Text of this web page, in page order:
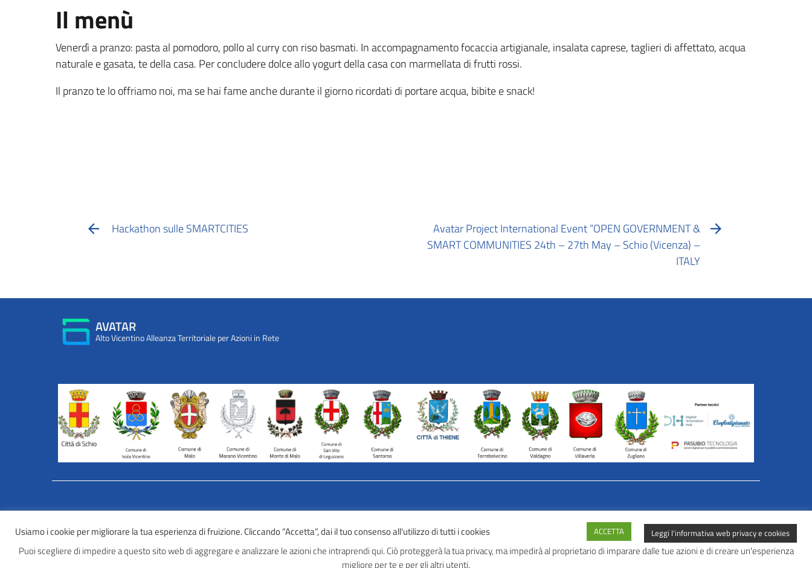
Il menù
Venerdì a pranzo: pasta al pomodoro, pollo al curry con riso basmati. In accompagnamento focaccia artigianale, insalata caprese, taglieri di affettato, acqua
naturale e gasata, te della casa. Per concludere dolce allo yogurt della casa con marmellata di frutti rossi.
Il pranzo te lo offriamo noi, ma se hai fame anche durante il giorno ricordati di portare acqua, bibite e snack!
Hackathon sulle SMARTCITIES
Avatar Project International Event “OPEN GOVERNMENT &
SMART COMMUNITIES 24th – 27th May – Schio (Vicenza) –
ITALY
AVATAR
Alto Vicentino Alleanza Territoriale per Azioni in Rete
Privacy e cookies
Informazioni sulla privacy
AVATAR – Alleanza Territoriale per Azioni in Rete
Tel: 0445 691 472
Mail:info@avatarlab.it
Seguici:
Usiamo i cookie per migliorare la tua esperienza di fruizione. Cliccando “Accetta”, dai il tuo consenso all'utilizzo di tutti i cookies ACCETTA Leggi l'informativa web privacy e cookies
Puoi scegliere di impedire a questo sito web di aggregare e analizzare le azioni che intraprendi qui. Ciò proteggerà la tua privacy, ma impedirà al proprietario di imparare dalle tue azioni e di creare un'esperienza
migliore per te e per gli altri utenti.